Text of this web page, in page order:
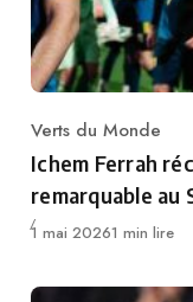
Category
Verts du Monde
Ichem Ferrah
remarquable au
Publié
1 mai 20261 min lire